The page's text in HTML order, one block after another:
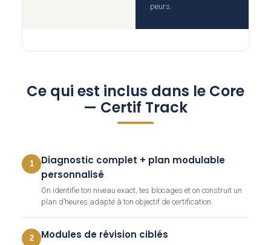
peurs.
Ce qui est inclus dans le Core
— Certif Track
1
Diagnostic complet + plan modulable
personnalisé
On identifie ton niveau exact, tes blocages et on construit un
plan d’heures adapté à ton objectif de certification.
2 Modules de révision ciblés